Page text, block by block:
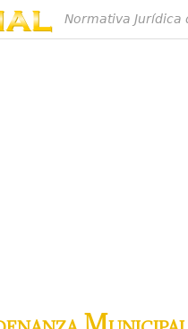
Normativa Jurídica